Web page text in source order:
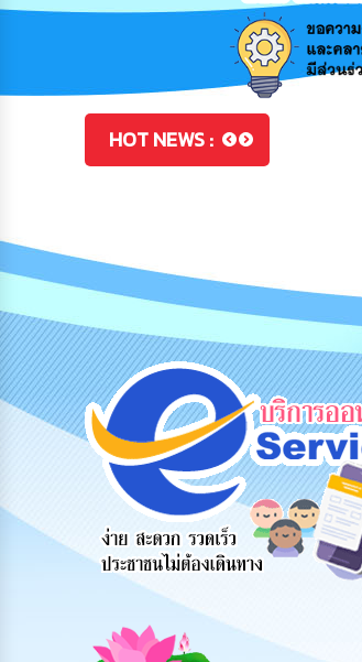
HOT NEWS :
สายด่วนผู้
บริหาร
รับฟังความ
คิดเห็น
ประชาชน